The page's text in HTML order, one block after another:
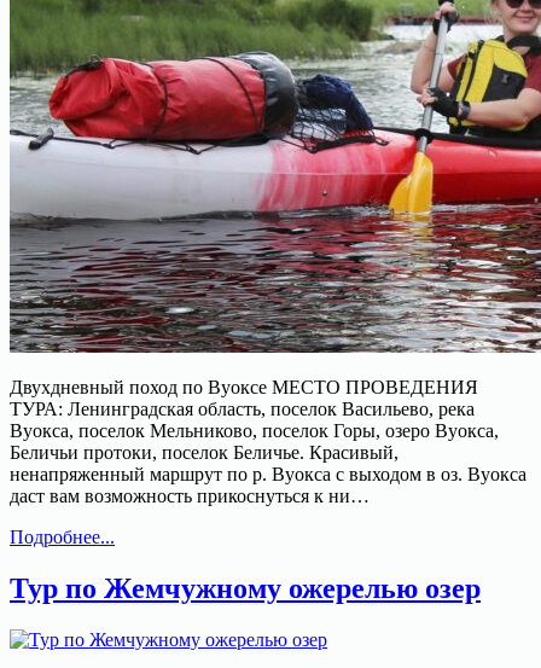
Двухдневный поход по Вуоксе МЕСТО ПРОВЕДЕНИЯ
ТУРА: Ленинградская область, поселок Васильево, река
Вуокса, поселок Мельниково, поселок Горы, озеро Вуокса,
Беличьи протоки, поселок Беличье. Красивый,
ненапряженный маршрут по р. Вуокса с выходом в оз. Вуокса
даст вам возможность прикоснуться к ни…
Подробнее...
по
Вуоксе
Тур по Жемчужному ожерелью озер